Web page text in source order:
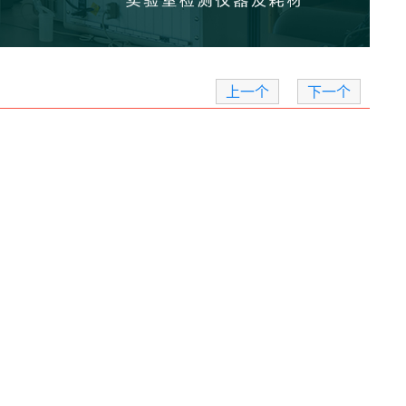
上一个 下一个